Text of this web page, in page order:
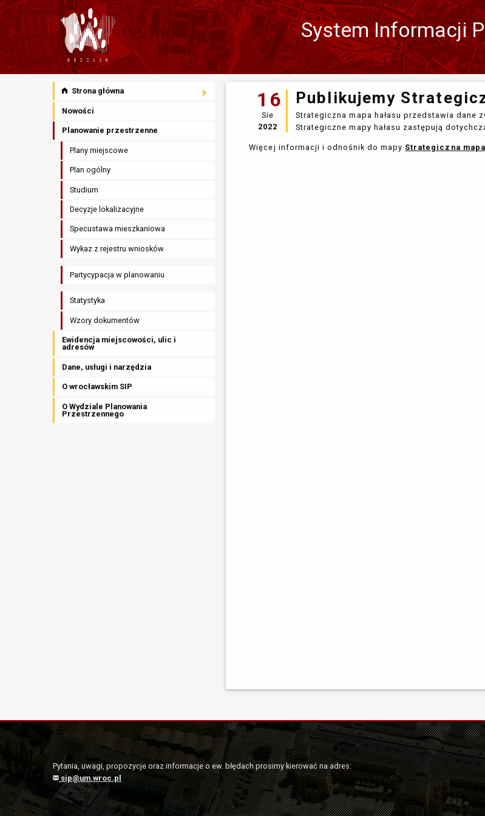
System Informacji
Strona główna
Nowości
Planowanie przestrzenne
Plany miejscowe
Plan ogólny
Studium
Decyzje lokalizacyjne
Specustawa mieszkaniowa
Wykaz z rejestru wniosków
Partycypacja w planowaniu
Statystyka
Wzory dokumentów
Ewidencja miejscowości, ulic i
adresów
Dane, usługi i narzędzia
O wrocławskim SIP
O Wydziale Planowania
Przestrzennego
16
Sie
2022
Publikujemy
Strategiczna mapa hałasu przedstawia dane
Strategiczne mapy hałasu zastępują
Więcej informacji i odnośnik do mapy Strategiczna mapa
Pytania, uwagi, propozycje oraz informacje o ew. błędach prosimy kierować na adres:
sip@um.wroc.pl